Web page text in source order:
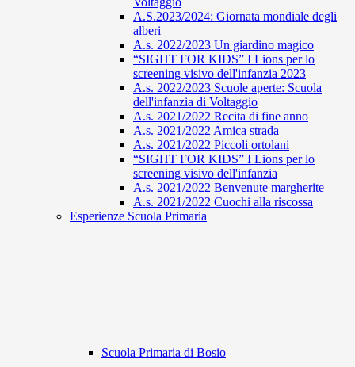
A.S.2023/2024: Giornata mondiale degli
alberi
A.s. 2022/2023 Un giardino magico
“SIGHT FOR KIDS” I Lions per lo
screening visivo dell'infanzia 2023
A.s. 2022/2023 Scuole aperte: Scuola
dell'infanzia di Voltaggio
A.s. 2021/2022 Recita di fine anno
A.s. 2021/2022 Amica strada
A.s. 2021/2022 Piccoli ortolani
“SIGHT FOR KIDS” I Lions per lo
screening visivo dell'infanzia
A.s. 2021/2022 Benvenute margherite
A.s. 2021/2022 Cuochi alla riscossa
Esperienze Scuola Primaria
Scuola Primaria di Bosio